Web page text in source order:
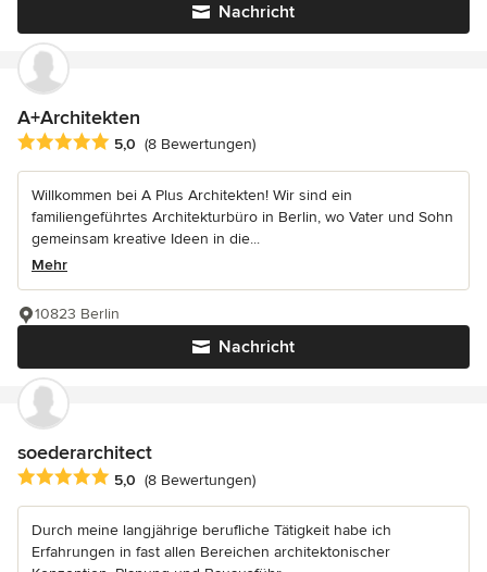
Nachricht
A+Architekten
Durchschnittliche Bewertung: 5 von 5 Sternen
5,0 (8 Bewertungen)
Willkommen bei A Plus Architekten! Wir sind ein
familiengeführtes Architekturbüro in Berlin, wo Vater und Sohn
gemeinsam kreative Ideen in die...
Mehr
Nachricht
10823 Berlin
soederarchitect
Durchschnittliche Bewertung: 5 von 5 Sternen
5,0 (8 Bewertungen)
Durch meine langjährige berufliche Tätigkeit habe ich
Erfahrungen in fast allen Bereichen architektonischer